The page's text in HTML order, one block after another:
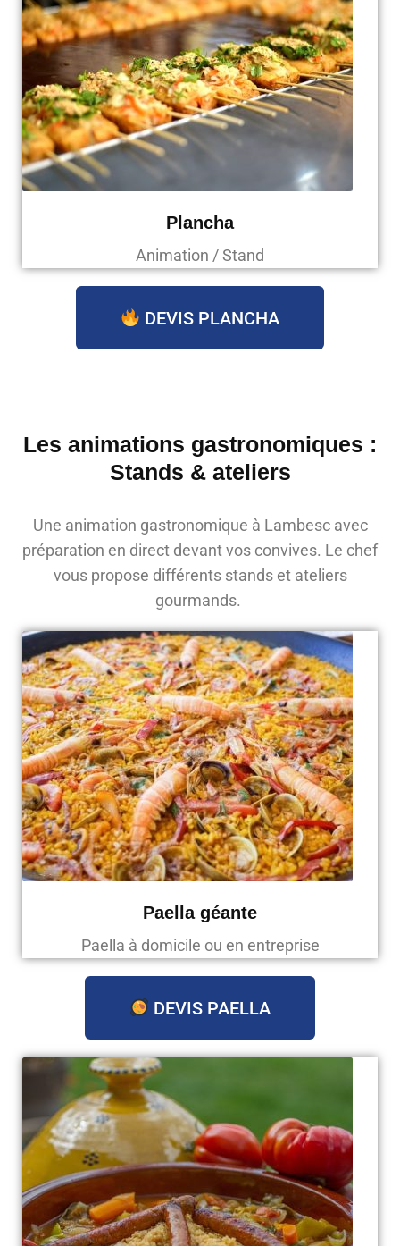
Plancha
Animation / Stand
DEVIS PLANCHA
Les animations gastronomiques :
Stands & ateliers
Une animation gastronomique à Lambesc avec
préparation en direct devant vos convives. Le chef
vous propose différents stands et ateliers
gourmands.
Paella géante
Paella à domicile ou en entreprise
DEVIS PAELLA